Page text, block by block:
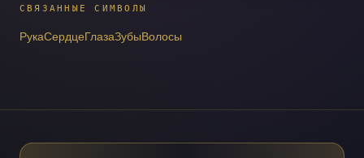
СВЯЗАННЫЕ СИМВОЛЫ
РукаСердцеГлазаЗубыВолосы